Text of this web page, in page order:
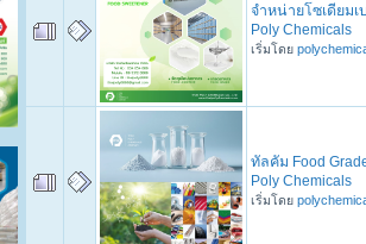
จำหน่ายโซเดียมเ
Poly Chemicals
เริ่มโดย
ทัลคัม Food
Poly Chemicals
เริ่มโดย